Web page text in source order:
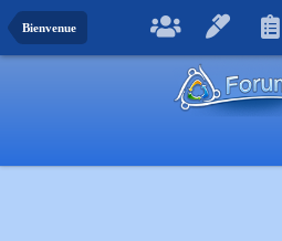
Bienvenue